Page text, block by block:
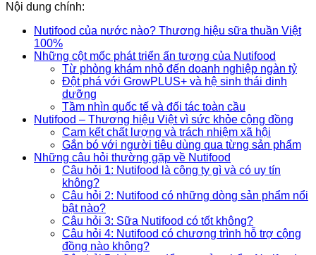
Nội dung chính:
Nutifood của nước nào? Thương hiệu sữa thuần Việt
100%
Những cột mốc phát triển ấn tượng của Nutifood
Từ phòng khám nhỏ đến doanh nghiệp ngàn tỷ
Đột phá với GrowPLUS+ và hệ sinh thái dinh
dưỡng
Tầm nhìn quốc tế và đối tác toàn cầu
Nutifood – Thương hiệu Việt vì sức khỏe cộng đồng
Cam kết chất lượng và trách nhiệm xã hội
Gắn bó với người tiêu dùng qua từng sản phẩm
Những câu hỏi thường gặp về Nutifood
Câu hỏi 1: Nutifood là công ty gì và có uy tín
không?
Câu hỏi 2: Nutifood có những dòng sản phẩm nổi
bật nào?
Câu hỏi 3: Sữa Nutifood có tốt không?
Câu hỏi 4: Nutifood có chương trình hỗ trợ cộng
đồng nào không?